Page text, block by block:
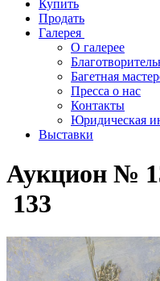
Купить
Продать
Галерея
О галерее
Багетная
Пресса о нас
Контакты
Юридическая
Выставки
Аукцион №
133